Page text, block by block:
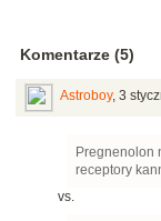
Komentarze (5)
Astroboy, 3
Pregnenolon
receptory
vs.